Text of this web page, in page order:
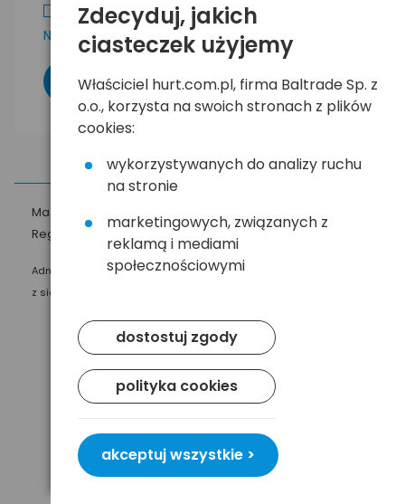
Zapamiętaj mnie
Nie pamiętam hasła
Masz pytania?
Regulamin
Polityka prywatności
Administratorem Twoich danych osobowych jest Baltrade sp. z o.o.
z siedzibą w Gdańsku przy ul. Geodetów 24, 80-298 Gdańsk.
Zdecyduj, jakich
ciasteczek użyjemy
Właściciel hurt.com.pl, firma Baltrade Sp. z
o.o., korzysta na swoich stronach z plików
cookies:
wykorzystywanych do analizy ruchu
na stronie
marketingowych, związanych z
reklamą i mediami
społecznościowymi
dostostuj zgody
polityka cookies
akceptuj wszystkie >